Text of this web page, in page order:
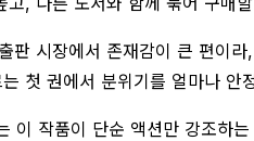
판 시장에서 존재감이 큰 편이
첫 권에서 분위기를 얼마나
이 작품이 단순 액션만 강조